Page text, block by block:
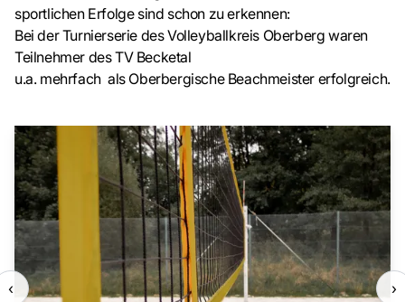
sportlichen Erfolge sind schon zu erkennen:
Bei der Turnierserie des Volleyballkreis Oberberg waren
Teilnehmer des TV Becketal
u.a. mehrfach als Oberbergische Beachmeister erfolgreich.
‹ ›